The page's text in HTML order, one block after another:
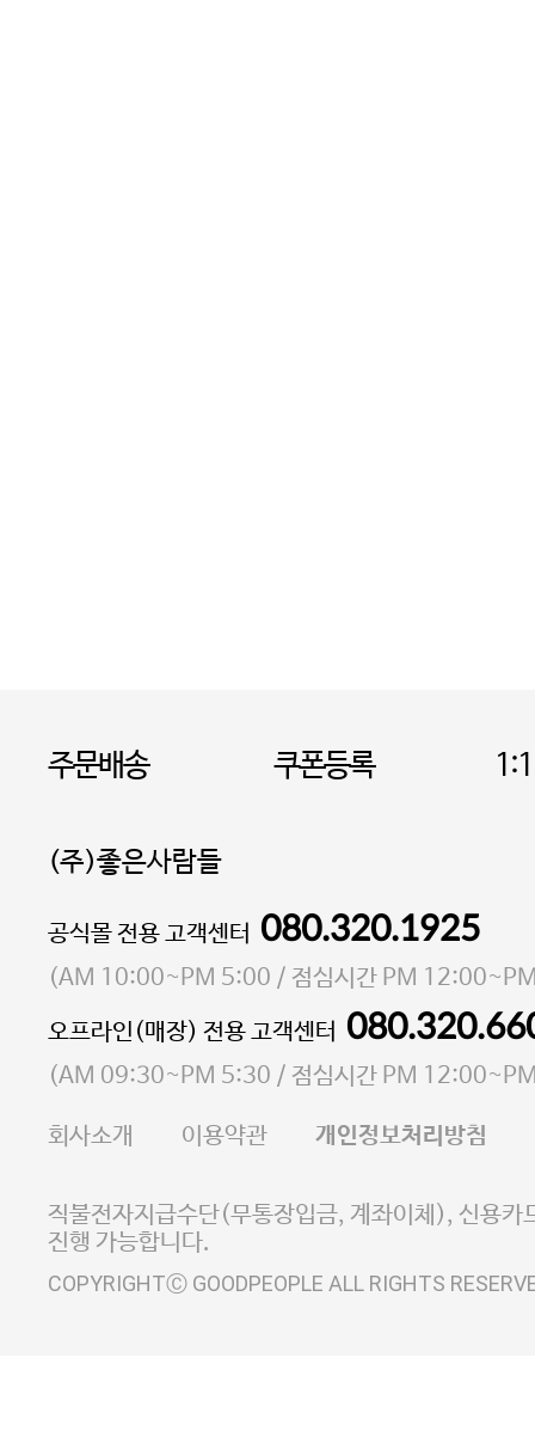
주문배송 쿠폰등록
(주)좋은사람들
대표 이성현,박영환| 개인정보관리책임자 김상현
소재지 서울특별시 마포구 마포대로4다길 41 마포
통신판매업 신고번호 2023-서울마포-3931호
사업자등록번호 105-81-58242
E-MAIL goodpeople@gpin.co.kr
사업자정보확인
이니시스 에스크로 서비
공식몰 전용 고객센터 080.320.1925
(AM 10:00~PM 5:00 / 점심시간 PM
오프라인(매장) 전용 고객센터
(AM 09:30~PM 5:30 / 점심시간 PM
회사소개 이용약관 개인정보처리방침
직불전자지급수단(무통장입금, 계좌이체), 신용카
진행 가능합니다.
COPYRIGHTⒸ GOODPEOPLE ALL RIGHTS